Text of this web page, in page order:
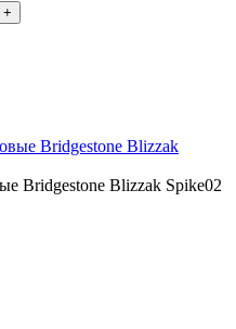
+
Bridgestone Blizzak Spike02